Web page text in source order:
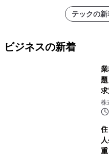
テックの
ビジネスの新着
ー
株